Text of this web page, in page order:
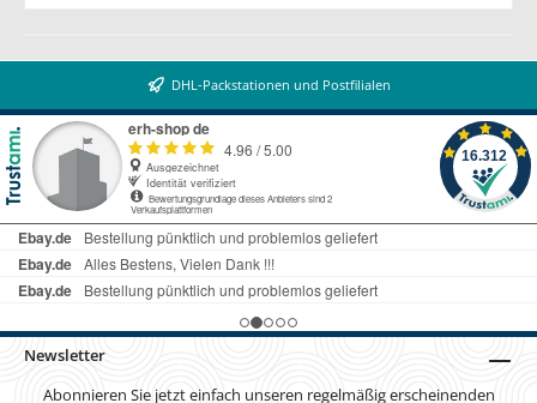
DHL-Packstationen und Postfilialen
Newsletter
Abonnieren Sie jetzt einfach unseren regelmäßig erscheinenden